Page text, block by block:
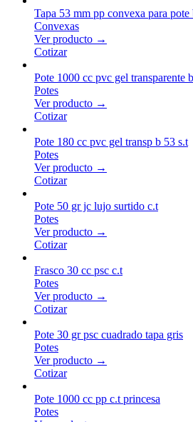
Tapa 53 mm pp convexa para pote
Convexas
Ver producto →
Cotizar
Pote 1000 cc pvc gel transparente
Potes
Ver producto →
Cotizar
Pote 180 cc pvc gel transp b 53 s.t
Potes
Ver producto →
Cotizar
Pote 50 gr jc lujo surtido c.t
Potes
Ver producto →
Cotizar
Frasco 30 cc psc c.t
Potes
Ver producto →
Cotizar
Pote 30 gr psc cuadrado tapa gris
Potes
Ver producto →
Cotizar
Pote 1000 cc pp c.t princesa
Potes